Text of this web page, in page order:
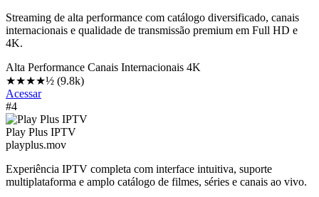
Streaming de alta performance com catálogo diversificado, canais
internacionais e qualidade de transmissão premium em Full HD e
4K.
Alta Performance Canais Internacionais 4K
★★★★½ (9.8k)
Acessar
#4
Play Plus IPTV
playplus.mov
Experiência IPTV completa com interface intuitiva, suporte
multiplataforma e amplo catálogo de filmes, séries e canais ao vivo.